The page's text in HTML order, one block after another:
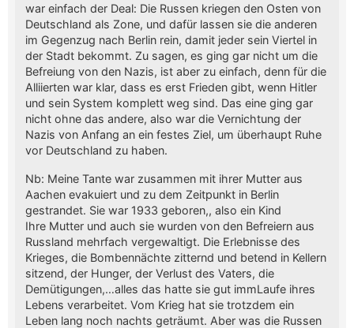
war einfach der Deal: Die Russen kriegen den Osten von
Deutschland als Zone, und dafür lassen sie die anderen
im Gegenzug nach Berlin rein, damit jeder sein Viertel in
der Stadt bekommt. Zu sagen, es ging gar nicht um die
Befreiung von den Nazis, ist aber zu einfach, denn für die
Alliierten war klar, dass es erst Frieden gibt, wenn Hitler
und sein System komplett weg sind. Das eine ging gar
nicht ohne das andere, also war die Vernichtung der
Nazis von Anfang an ein festes Ziel, um überhaupt Ruhe
vor Deutschland zu haben.
Nb: Meine Tante war zusammen mit ihrer Mutter aus
Aachen evakuiert und zu dem Zeitpunkt in Berlin
gestrandet. Sie war 1933 geboren,, also ein Kind
Ihre Mutter und auch sie wurden von den Befreiern aus
Russland mehrfach vergewaltigt. Die Erlebnisse des
Krieges, die Bombennächte zitternd und betend in Kellern
sitzend, der Hunger, der Verlust des Vaters, die
Demütigungen,…alles das hatte sie gut immLaufe ihres
Lebens verarbeitet. Vom Krieg hat sie trotzdem ein
Leben lang noch nachts geträumt. Aber was die Russen